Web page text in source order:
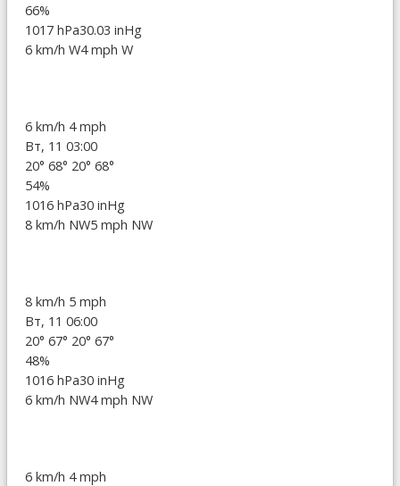
66%
1017 hPa30.03 inHg
6 km/h W4 mph W
6 km/h 4 mph
Вт, 11 03:00
20° 68° 20° 68°
54%
1016 hPa30 inHg
8 km/h NW5 mph NW
8 km/h 5 mph
Вт, 11 06:00
20° 67° 20° 67°
48%
1016 hPa30 inHg
6 km/h NW4 mph NW
6 km/h 4 mph